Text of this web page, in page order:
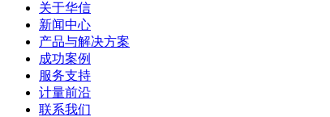
关于华信
新闻中心
产品与解决方案
成功案例
服务支持
计量前沿
联系我们